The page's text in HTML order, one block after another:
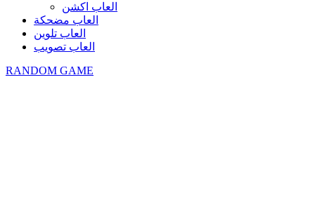
العاب اكشن
العاب مضحكة
العاب تلوين
العاب تصويب
RANDOM GAME